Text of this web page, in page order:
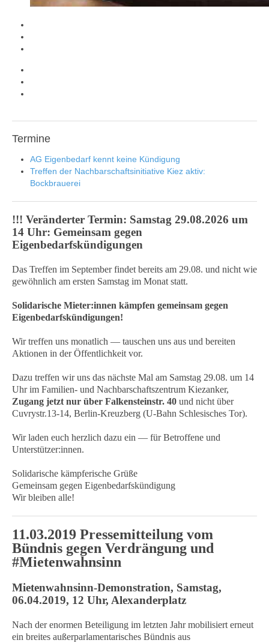
Termine
AG Eigenbedarf kennt keine Kündigung
Treffen der Nachbarschaftsinitiative Kiez aktiv:
Bockbrauerei
!!! Veränderter Termin: Samstag 29.08.2026 um
14 Uhr: Gemeinsam gegen
Eigenbedarfskündigungen
Das Treffen im September findet bereits am 29.08. und nicht wie
gewöhnlich am ersten Samstag im Monat statt.
Solidarische Mieter:innen kämpfen gemeinsam gegen
Eigenbedarfskündigungen!
Wir treffen uns monatlich — tauschen uns aus und bereiten
Aktionen in der Öffentlichkeit vor.
Dazu treffen wir uns das nächste Mal am Samstag 29.08. um 14
Uhr im Familien- und Nachbarschaftszentrum Kiezanker,
Zugang jetzt nur über Falkensteinstr. 40 und nicht über
Cuvrystr.13-14, Berlin-Kreuzberg (U-Bahn Schlesisches Tor).
Wir laden euch herzlich dazu ein — für Betroffene und
Unterstützer:innen.
Solidarische kämpferische Grüße
Gemeinsam gegen Eigenbedarfskündigung
Wir bleiben alle!
11.03.2019 Pressemitteilung vom
Bündnis gegen Verdrängung und
#Mietenwahnsinn
Mietenwahnsinn-Demonstration, Samstag,
06.04.2019, 12 Uhr, Alexanderplatz
Nach der enormen Beteiligung im letzten Jahr mobilisiert erneut
ein breites außerparlamentarisches Bündnis aus